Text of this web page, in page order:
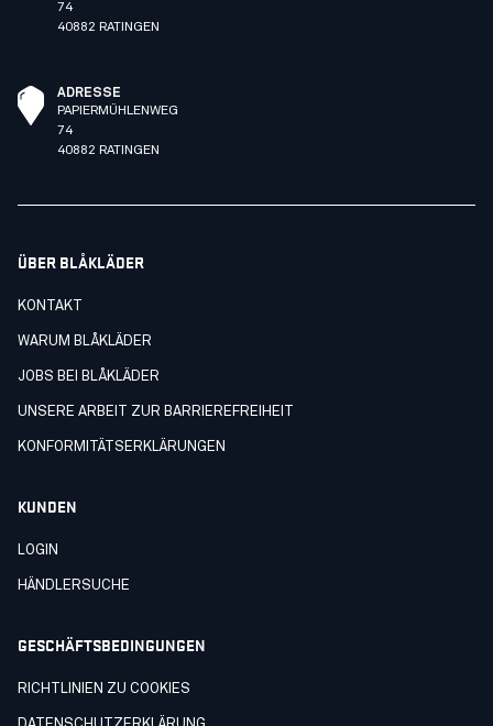
74
40882 RATINGEN
ADRESSE
PAPIERMÜHLENWEG
74
40882 RATINGEN
ÜBER BLÅKLÄDER
KONTAKT
WARUM BLÅKLÄDER
JOBS BEI BLÅKLÄDER
UNSERE ARBEIT ZUR BARRIEREFREIHEIT
KONFORMITÄTSERKLÄRUNGEN
KUNDEN
LOGIN
HÄNDLERSUCHE
GESCHÄFTSBEDINGUNGEN
RICHTLINIEN ZU COOKIES